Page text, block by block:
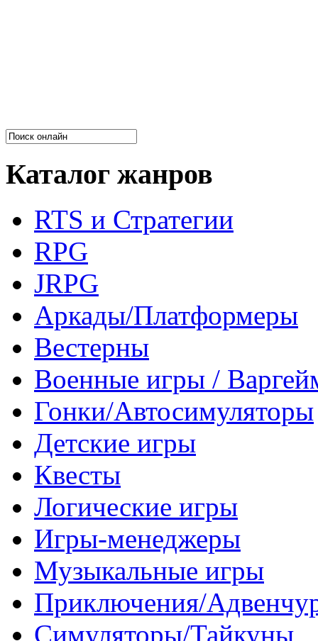
Каталог жанров
RTS и Стратегии
RPG
JRPG
Аркады/Платформеры
Вестерны
Военные игры /
Гонки/Автосимуляторы
Детские игры
Квесты
Логические игры
Игры-менеджеры
Музыкальные игры
Приключения/
Симуляторы/Тайкуны